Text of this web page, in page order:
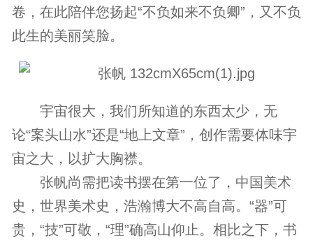
卷，在此陪伴您扬起“不负如来不负卿”，又不负
此生的美丽笑脸。
宇宙很大，我们所知道的东西太少，无
论“案头山水”还是“地上文章”，创作需要体味宇
宙之大，以扩大胸襟。
张帆尚需把读书摆在第一位了，中国美术
史，世界美术史，浩瀚博大不高自高。“器”可
贵，“技”可敬，“理”确高山仰止。相比之下，书